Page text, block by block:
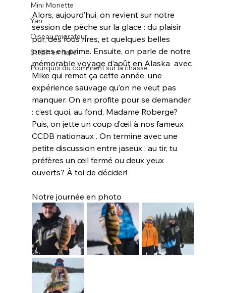
Mini Monette
Yan
Oiseau migrateur
Steph en Italie
Pourquoi du comment sur la chasse
Alors, aujourd’hui, on revient sur notre
session de pêche sur la glace : du plaisir
pur, des fous rires, et quelques belles
prises en prime. Ensuite, on parle de notre
mémorable voyage d’août en Alaska  avec
Mike qui remet ça cette année, une
expérience sauvage qu’on ne veut pas
manquer. On en profite pour se demander
: c’est quoi, au fond, Madame Roberge?
Puis, on jette un coup d’œil à nos fameux
CCDB nationaux . On termine avec une
petite discussion entre jaseux : au tir, tu
préfères un œil fermé ou deux yeux
ouverts? À toi de décider!
Notre journée en photo